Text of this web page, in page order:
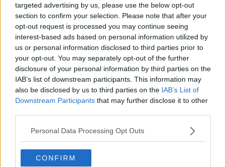
targeted advertising by us, please use the below opt-out
section to confirm your selection. Please note that after your
opt-out request is processed you may continue seeing
interest-based ads based on personal information utilized by
us or personal information disclosed to third parties prior to
your opt-out. You may separately opt-out of the further
disclosure of your personal information by third parties on the
IAB’s list of downstream participants. This information may
also be disclosed by us to third parties on the IAB’s List of
Downstream Participants that may further disclose it to other
Personal Data Processing Opt Outs
CONFIRM
"C’è quindi di che essere soddisfatti e fiduciosi, le squadre
appaiono già pronte per affrontare i primi raggruppamenti dell’anno
in programma già dal prossimo fine settimana", hanno sottolineato
dal Bellaria.
Hanno partecipato al torneo:
Under 8 (coach Riccardo Meini): Marco Tomeo, Tommaso di
Lella, Luigi Presi, Jakob Abramini, Edoardo Bertini, Samuele
Ceccanti e Samuele Castellani
Under 10 (coach Mattia Reino): Gregorio Cipolli, Pietro
D’Angelo, Tommaso Dal Canto, Lorenzo Martini, Matteo
Vivace, Giulio Biasci, Giacomo Casalini, Alessandro d’Alessio,
Alessio Mangiaracina, Sergio Minchilli, Andrea Orsucci,
Under 12 (coach Dario Campani): Raul Biagini, Leonardo